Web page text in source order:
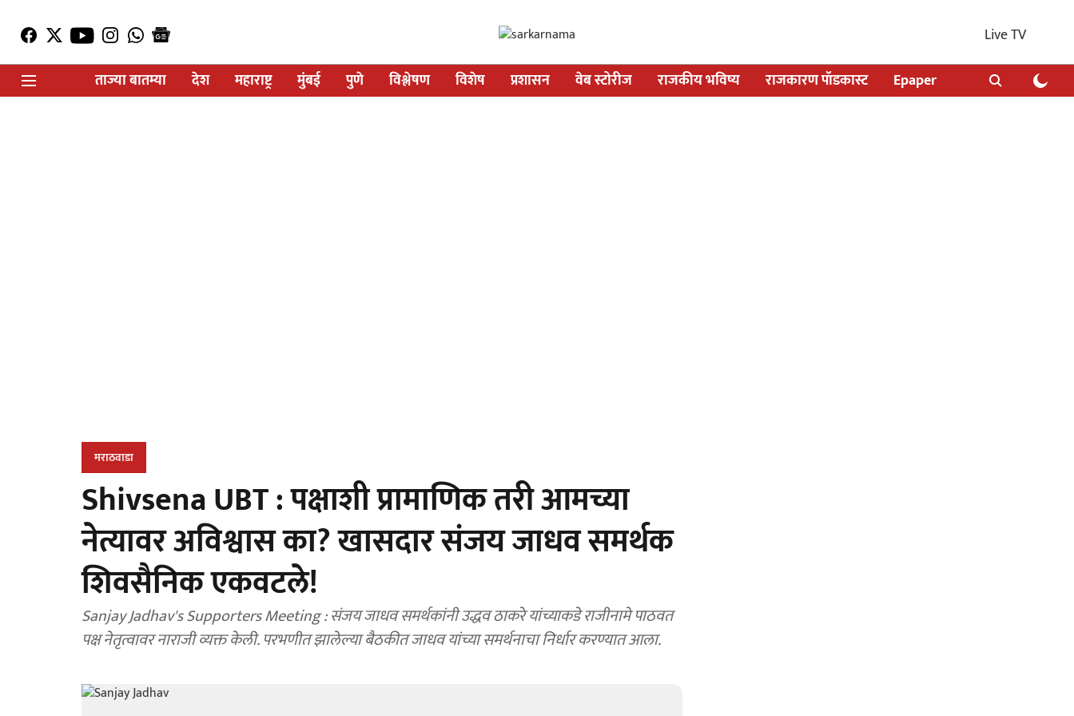
Live TV
ताज्या बातम्या
देश महाराष्ट्र मुंबई पुणे विश्लेषण विशेष प्रशासन वेब स्टोरीज राजकीय भविष्य राजकारण पॉडकास्ट Epaper
मराठवाडा
Shivsena UBT : पक्षाशी प्रामाणिक तरी आमच्या
नेत्यावर अविश्वास का? खासदार संजय जाधव समर्थक
शिवसैनिक एकवटले!
Sanjay Jadhav's Supporters Meeting : संजय जाधव समर्थकांनी उद्धव ठाकरे यांच्याकडे राजीनामे पाठवत
पक्ष नेतृत्वावर नाराजी व्यक्त केली. परभणीत झालेल्या बैठकीत जाधव यांच्या समर्थनाचा निर्धार करण्यात आला.